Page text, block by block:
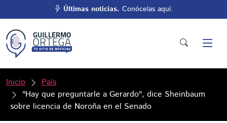
Últimas noticias. Conócelas aquí.
Inicio
País
"Hay que preguntarle a Gerardo", dice Sheinbaum
sobre licencia de Noroña en el Senado